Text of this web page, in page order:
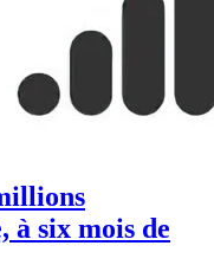
à six mois de